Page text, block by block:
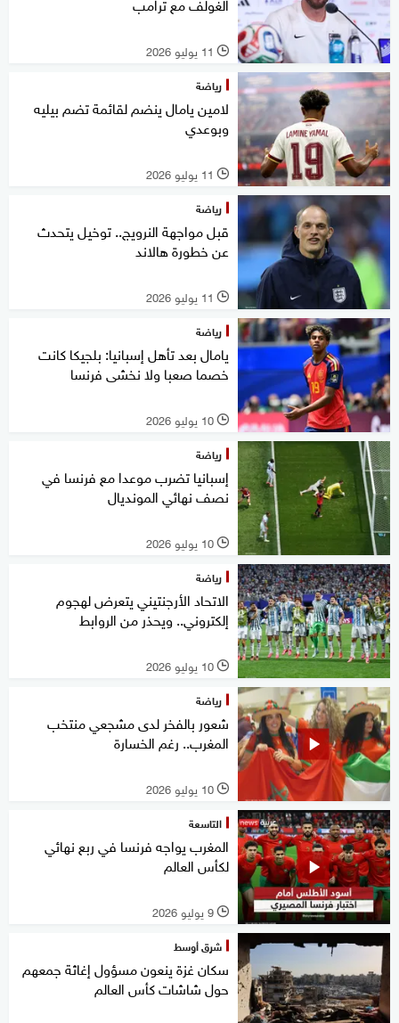
l 11 يوليو 2026
رياضة
لامين يامال ينضم لقائمة تضم بيليه
وبوعدي
l 11 يوليو 2026
رياضة
قبل مواجهة النرويج.. توخيل يتحدث
عن خطورة هالاند
l 11 يوليو 2026
رياضة
يامال بعد تأهل إسبانيا: بلجيكا كانت
خصما صعبا ولا نخشى فرنسا
l 10 يوليو 2026
رياضة
إسبانيا تضرب موعدا مع فرنسا في
نصف نهائي المونديال
l 10 يوليو 2026
رياضة
الاتحاد الأرجنتيني يتعرض لهجوم
إلكتروني.. ويحذر من الروابط
l 10 يوليو 2026
رياضة
شعور بالفخر لدى مشجعي منتخب
المغرب.. رغم الخسارة
l 10 يوليو 2026
التاسعة
المغرب يواجه فرنسا في ربع نهائي
لكأس العالم
l 9 يوليو 2026
شرق أوسط
سكان غزة ينعون مسؤول إغاثة جمعهم
حول شاشات كأس العالم